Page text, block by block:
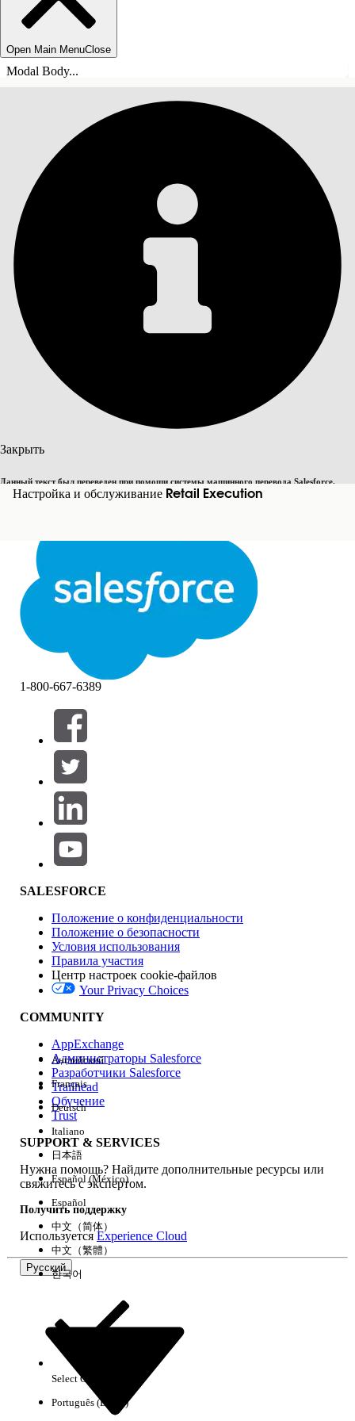
Open Main MenuClose
Modal Body...
Закрыть
Данный текст был переведен при помощи системы машинного перевода Salesforce.
Дополнительные сведения см.здесь.
Переключить на английский
Закрыть
Настройка и обслуживание Retail Execution
СОДЕРЖАНИЕ
Фильтровать по (0)
ВЫБРАТЬ ФИЛЬТРЫ
Область продуктов
Влияние на функции
Версия
Возможности
Очистить все Готово
Результаты отсутствуют
1-800-667-6389
SALESFORCE
Положение о конфиденциальности
Положение о безопасности
Условия использования
Правила участия
Центр настроек cookie-файлов
Your Privacy Choices
COMMUNITY
AppExchange
Администраторы Salesforce
Разработчики Salesforce
Trailhead
Обучение
Trust
SUPPORT & SERVICES
Нужна помощь? Найдите дополнительные ресурсы или
свяжитесь с экспертом.
Получить поддержку
ИспользуетсяExperience Cloud
Русский
Английский
Français
Deutsch
Italiano
日本語
Español (México)
Español
中文（简体）
中文（繁體）
한국어
Select Org
Português (Brasil)